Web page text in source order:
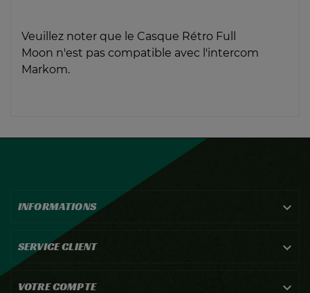
Veuillez noter que le Casque Rétro Full
Moon n'est pas compatible avec l'intercom
Markom.
INFORMATIONS 
SERVICE CLIENT 
VOTRE COMPTE 